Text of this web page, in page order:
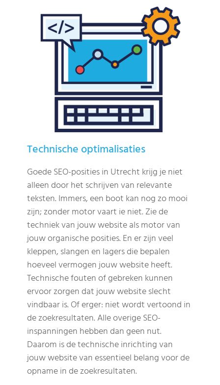
Technische optimalisaties
Goede SEO-posities in Utrecht krijg je niet
alleen door het schrijven van relevante
teksten. Immers, een boot kan nog zo mooi
zijn; zonder motor vaart ie niet. Zie de
techniek van jouw website als motor van
jouw organische posities. En er zijn veel
kleppen, slangen en lagers die bepalen
hoeveel vermogen jouw website heeft.
Technische fouten of gebreken kunnen
ervoor zorgen dat jouw website slecht
vindbaar is. Of erger: niet wordt vertoond in
de zoekresultaten. Alle overige SEO-
inspanningen hebben dan geen nut.
Daarom is de technische inrichting van
jouw website van essentieel belang voor de
opname in de zoekresultaten.